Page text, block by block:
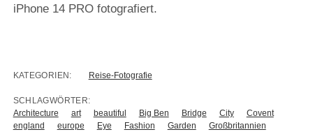
iPhone 14 PRO fotografiert.
KATEGORIEN: Reise-Fotografie
SCHLAGWÖRTER:
Architecture
art beautiful Big Ben Bridge City
Covent
england
europe Eye Fashion Garden
Großbritannien